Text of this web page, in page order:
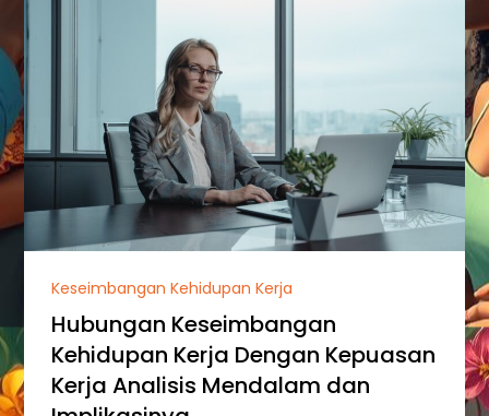
Keseimbangan Kehidupan Kerja
Hubungan Keseimbangan
Kehidupan Kerja Dengan Kepuasan
Kerja Analisis Mendalam dan